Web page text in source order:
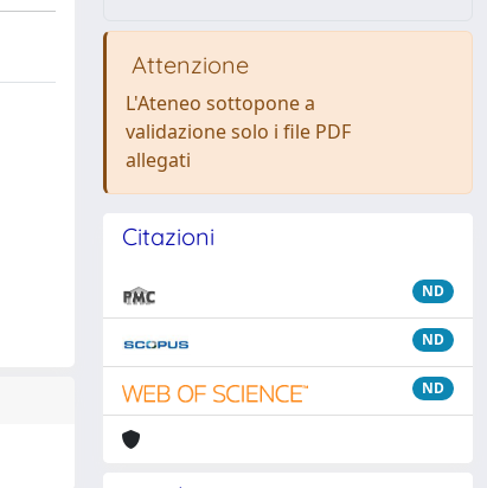
Attenzione
L'Ateneo sottopone a
validazione solo i file PDF
allegati
Citazioni
ND
ND
ND